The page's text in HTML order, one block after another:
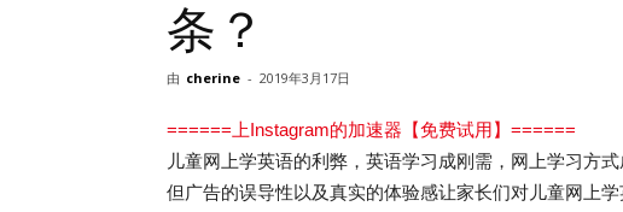
条？
由 cherine - 2019年3月17日
======上Instagram的加速器【免费试用】======
儿童网上学英语的利弊，英语学习成刚需，网上学习方
但广告的误导性以及真实的体验感让家长们对儿童网上